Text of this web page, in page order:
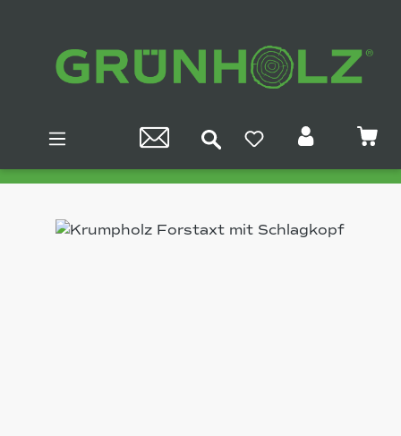
Bildergalerie überspringen